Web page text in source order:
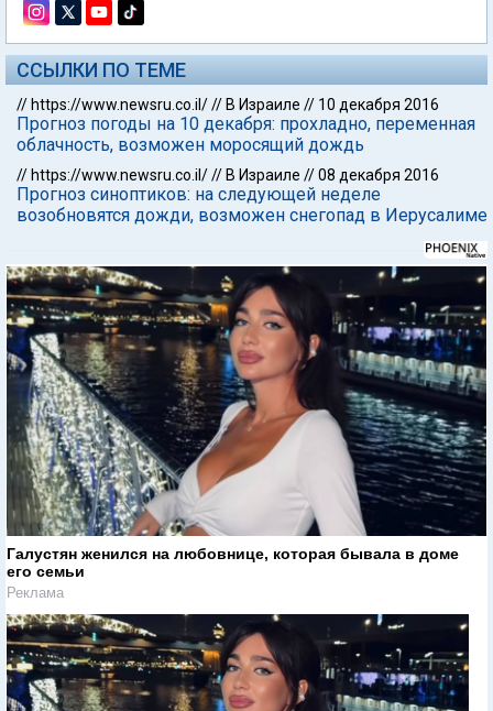
ССЫЛКИ ПО ТЕМЕ
// https://www.newsru.co.il/// В Израиле // 10 декабря 2016
Прогноз погоды на 10 декабря: прохладно, переменная
облачность, возможен моросящий дождь
// https://www.newsru.co.il/// В Израиле //08 декабря 2016
Прогноз синоптиков: на следующей неделе
возобновятся дожди, возможен снегопад в Иерусалиме
Галустян женился на любовнице, которая бывала в доме
его семьи
Реклама